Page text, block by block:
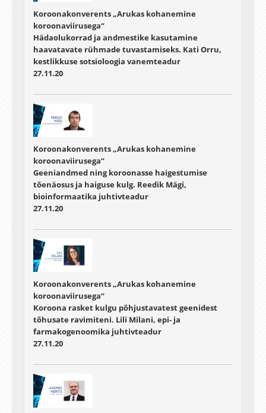
Koroonakonverents „Arukas kohanemine
koroonaviirusega“
Hädaolukorrad ja andmestike kasutamine
haavatavate rühmade tuvastamiseks. Kati Orru,
kestlikkuse sotsioloogia vanemteadur
27.11.20
Koroonakonverents „Arukas kohanemine
koroonaviirusega“
Geeniandmed ning koroonasse haigestumise
tõenäosus ja haiguse kulg. Reedik Mägi,
bioinformaatika juhtivteadur
27.11.20
Koroonakonverents „Arukas kohanemine
koroonaviirusega“
Koroona rasket kulgu põhjustavatest geenidest
tõhusate ravimiteni. Lili Milani, epi- ja
farmakogenoomika juhtivteadur
27.11.20